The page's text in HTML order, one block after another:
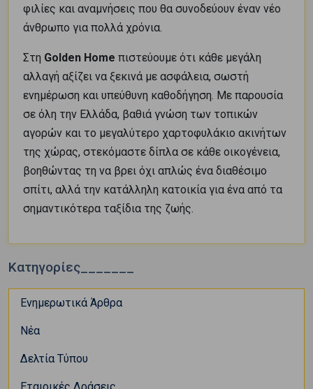
φιλίες και αναμνήσεις που θα συνοδεύουν έναν νέο
άνθρωπο για πολλά χρόνια.
Στη Golden Home πιστεύουμε ότι κάθε μεγάλη
αλλαγή αξίζει να ξεκινά με ασφάλεια, σωστή
ενημέρωση και υπεύθυνη καθοδήγηση. Με παρουσία
σε όλη την Ελλάδα, βαθιά γνώση των τοπικών
αγορών και το μεγαλύτερο χαρτοφυλάκιο ακινήτων
της χώρας, στεκόμαστε δίπλα σε κάθε οικογένεια,
βοηθώντας τη να βρει όχι απλώς ένα διαθέσιμο
σπίτι, αλλά την κατάλληλη κατοικία για ένα από τα
σημαντικότερα ταξίδια της ζωής.
Κατηγορίες_______
Ενημερωτικά Άρθρα
Νέα
Δελτία Τύπου